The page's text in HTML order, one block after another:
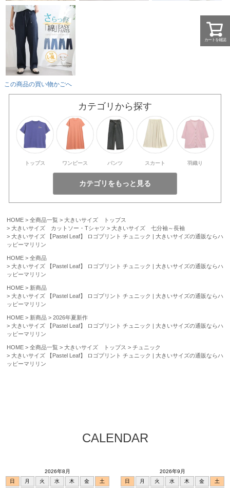
この商品の買い物かごへ
カートを確認
カテゴリから探す
トップス ワンピース パンツ スカート 羽織り
HOME 全商品一覧
大きいサイズ トップス
大きいサイズ カットソー・Tシャツ
大きいサイズ 七分袖～長袖
大きいサイズ 【Pastel Leaf】 ロゴプリント チュニック | 大きいサイズの通販ならハ
ッピーマリリン
HOME
全商品
大きいサイズ 【Pastel Leaf】 ロゴプリント チュニック | 大きいサイズの通販ならハ
ッピーマリリン
HOME
新商品
大きいサイズ 【Pastel Leaf】 ロゴプリント チュニック | 大きいサイズの通販ならハ
ッピーマリリン
HOME 新商品
2026年夏新作
大きいサイズ 【Pastel Leaf】 ロゴプリント チュニック | 大きいサイズの通販ならハ
ッピーマリリン
HOME 全商品一覧 大きいサイズ トップス
チュニック
大きいサイズ 【Pastel Leaf】 ロゴプリント チュニック | 大きいサイズの通販ならハ
ッピーマリリン
CALENDAR
2026年8月
日
月 火 水 木 金 土
2026年9月
日
月 火 水 木 金 土